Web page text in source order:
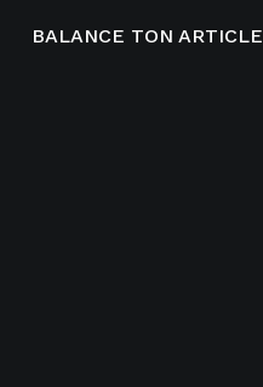
BALANCE TON ARTICLE